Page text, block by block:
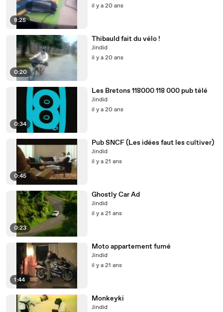
8:25
il y a 20 ans
0:20
Thibauld fait du vélo !
Jindid
il y a 20 ans
0:34
Les Bretons 118000 118 000 pub télé
Jindid
il y a 20 ans
0:45
Pub SNCF (Les idées faut les cultiver)
Jindid
il y a 21 ans
0:23
Ghostly Car Ad
Jindid
il y a 21 ans
1:44
Moto appartement fumé
Jindid
il y a 21 ans
Monkeyki
Jindid